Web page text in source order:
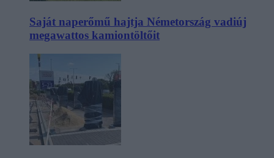
Saját naperőmű hajtja Németország vadiúj
megawattos kamiontöltőit